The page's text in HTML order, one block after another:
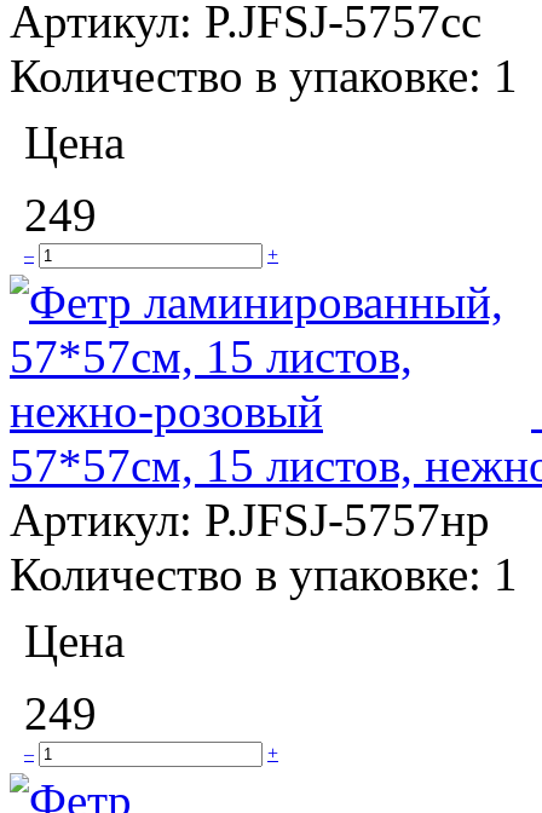
Артикул: P.JFSJ-5757сс
Количество в упаковке: 1
Цена
249
– +
57*57см, 15 листов,
Артикул: P.JFSJ-5757нр
Количество в упаковке: 1
Цена
249
– +